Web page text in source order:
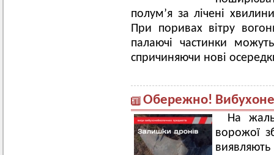
полум’я за лічені
При поривах вітру
палаючі частинки
спричиняючи нові
Обережно!
На
ворожої
виявляють